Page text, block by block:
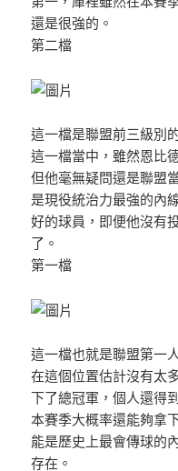
還是很強的。
第二檔
這一檔是聯盟前三級別
這一檔當中，雖然恩比
但他毫無疑問還是聯盟
是現役統治力最強的內
好的球員，即便他沒有
了。
第一檔
這一檔也就是聯盟第一
在這個位置估計沒有太
下了總冠軍，個人還得
本賽季大概率還能夠拿
能是歷史上最會傳球的
存在。